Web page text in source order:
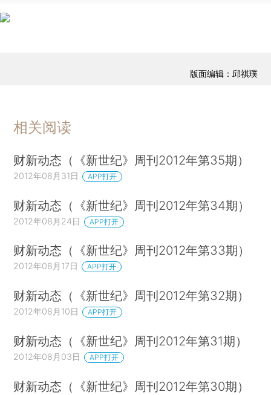
版面编辑：邱祺璞
相关阅读
财新动态（《新世纪》周刊2012年第35期）
2012年08月31日 APP打开
财新动态（《新世纪》周刊2012年第34期）
2012年08月24日 APP打开
财新动态（《新世纪》周刊2012年第33期）
2012年08月17日 APP打开
财新动态（《新世纪》周刊2012年第32期）
2012年08月10日 APP打开
财新动态（《新世纪》周刊2012年第31期）
2012年08月03日 APP打开
财新动态（《新世纪》周刊2012年第30期）